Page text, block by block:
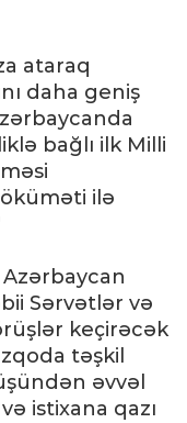
ataraq
daha geniş
bağlı ilk Milli
ilə
Sərvətlər və
keçirəcək
təşkil
əvvəl
istixana qazı